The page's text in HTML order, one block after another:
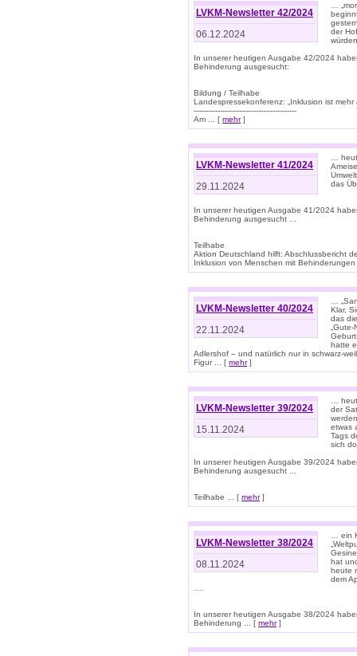
LVKM-Newsletter 42/2024
06.12.2024
…
der
In unserer heutigen Ausgabe 42/2024
Behinderung ausgesucht:
Bildung / Teilhabe
Landespressekonferenz: „Inklusion ist mehr
-------------------------------------------
Am ... [ mehr]
LVKM-Newsletter 41/2024
29.11.2024
…
das
In unserer heutigen Ausgabe 41/2024
Behinderung ausgesucht ...
Teilhabe
Aktion Deutschland hilft: Abschlussbericht
Inklusion von Menschen mit
LVKM-Newsletter 40/2024
22.11.2024
…
Klar,
das
hatte
Adlershof – und natürlich nur in schwarz-
Figur ... [ mehr]
LVKM-Newsletter 39/2024
15.11.2024
…
der
etwas
Tags
sich
In unserer heutigen Ausgabe 39/2024
Behinderung ausgesucht ...
Teilhabe ... [ mehr]
LVKM-Newsletter 38/2024
08.11.2024
… ein
hat
heute
dem
In unserer heutigen Ausgabe 38/2024
Behinderung ... [ mehr]